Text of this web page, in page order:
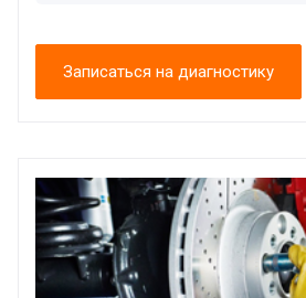
Записаться на диагностику